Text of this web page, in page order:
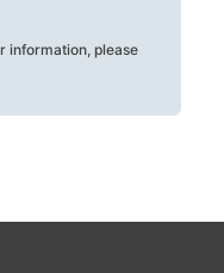
information, please